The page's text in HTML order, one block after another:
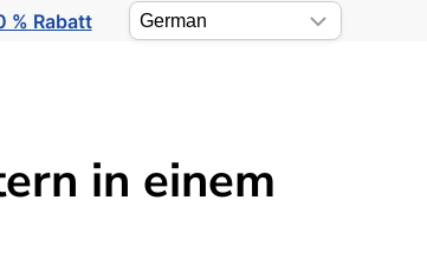
% Rabatt
in einem